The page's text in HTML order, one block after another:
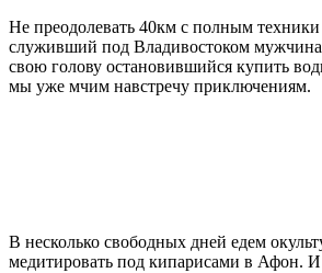
Не преодолевать 40км с полным
служивший под Владивостоком мужчина
свою голову остановившийся купить
мы уже мчим навстречу приключениям.
В несколько свободных дней едем
медитировать под кипарисами в Афон. И